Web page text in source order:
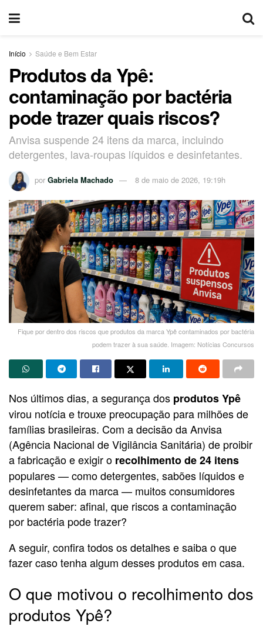
Início Saúde e Bem Estar
Produtos da Ypê:
contaminação por bactéria
pode trazer quais riscos?
Anvisa suspende 24 itens da marca, incluindo
detergentes, lava-roupas líquidos e desinfetantes.
por Gabriela Machado 8 de maio de 2026, 19:19h
Fique por dentro dos riscos que produtos da marca Ypê contaminados por bactéria
podem trazer à sua saúde. Imagem: Notícias Concursos
Nos últimos dias, a segurança dos produtos Ypê
virou notícia e trouxe preocupação para milhões de
famílias brasileiras. Com a decisão da Anvisa
(Agência Nacional de Vigilância Sanitária) de proibir
a fabricação e exigir o recolhimento de 24 itens
populares — como detergentes, sabões líquidos e
desinfetantes da marca — muitos consumidores
querem saber: afinal, que riscos a contaminação
por bactéria pode trazer?
A seguir, confira todos os detalhes e saiba o que
fazer caso tenha algum desses produtos em casa.
O que motivou o recolhimento dos
produtos Ypê?